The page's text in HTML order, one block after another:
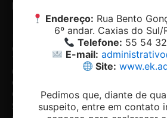
ENDEREÇO
Gonçalves,
1200, 5º e
6º andar -
Centro.
Caxias do
Sul/RS
Telefone:
+ 55 54-
3204.8700
Email:
contato@ek.adv.br
Home
o
Nossos
Endereço: Rua Bento
6º andar. Caxias do Sul/
Telefone: 55 54
E-mail:
Site:
Pedimos que, diante de
suspeito, entre em contato